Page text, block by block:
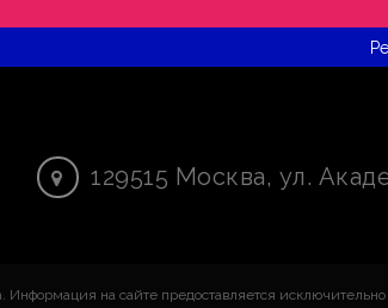
129515 Москва, ул.
Информация на сайте предоставляется исключительно